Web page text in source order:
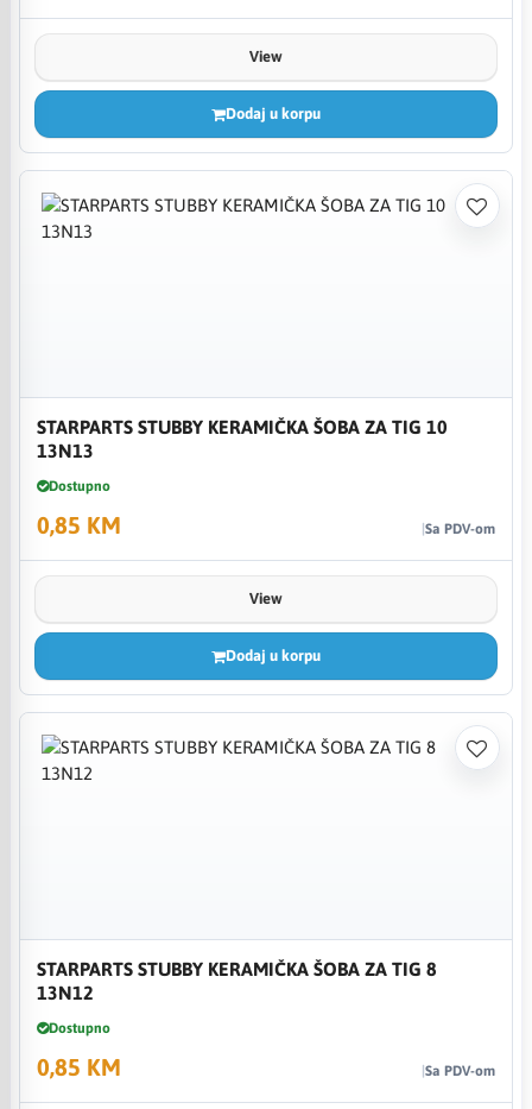
View
Dodaj u korpu
STARPARTS STUBBY KERAMIČKA ŠOBA ZA TIG 10
13N13
Dostupno
0,85 KM Sa PDV-om
View
Dodaj u korpu
STARPARTS STUBBY KERAMIČKA ŠOBA ZA TIG 8
13N12
Dostupno
0,85 KM Sa PDV-om